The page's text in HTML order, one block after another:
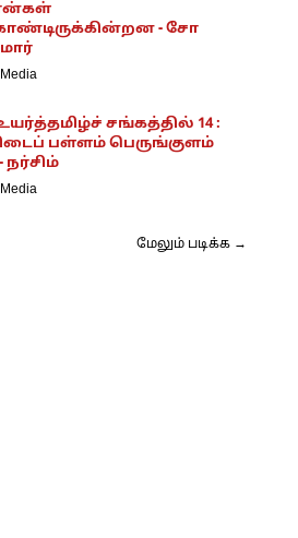
- சோ
சங்கத்தில் 14 :
பள்ளம் பெருங்குளம்
மேலும் படிக்க →